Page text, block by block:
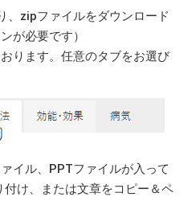
、zipファイルをダウンロード
が必要です）
ります。任意のタブをお選び
イル、PPTファイルが入って
け、または文章をコピー＆ペ